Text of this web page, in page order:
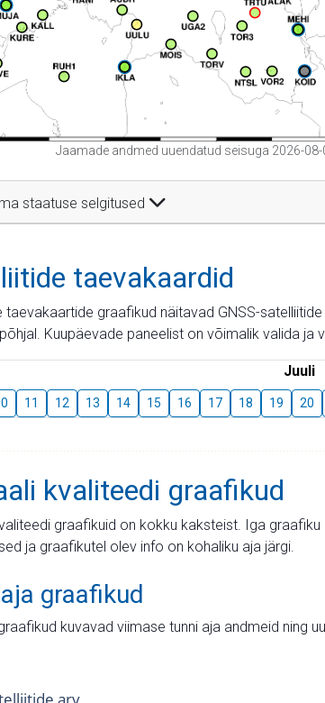
Jaamade andmed uuendatud seisuga 2026-08-
staatuse selgitused
taevakaardid
taevakaartide graafikud näitavad GNSS-
Kuupäevade paneelist on võimalik valida ja
Juuli
11 12 13 14 15 16 17 18 19 20
kvaliteedi graafikud
graafikuid on kokku kaksteist. Iga
ja graafikutel olev info on kohaliku aja järgi.
graafikud
kuvavad viimase tunni aja andmeid ning